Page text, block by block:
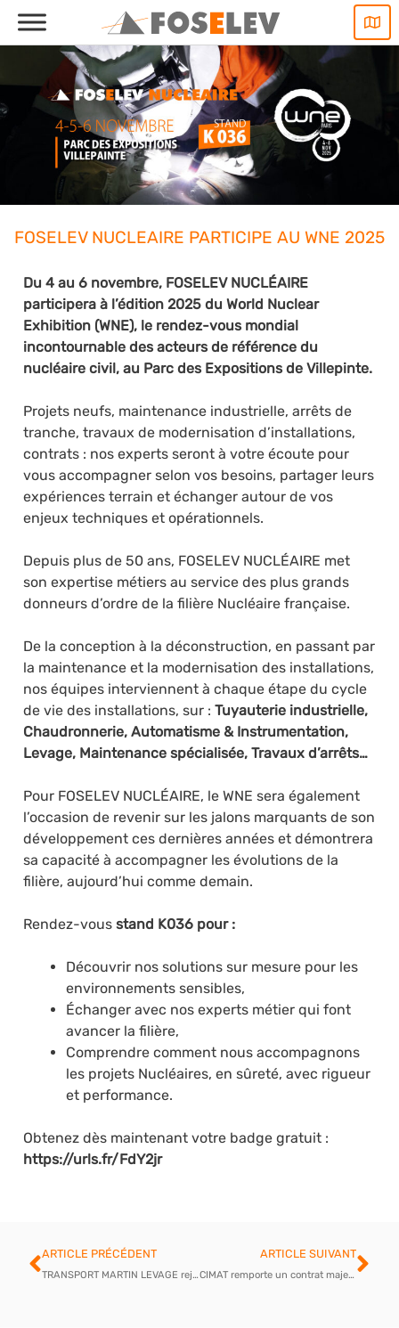
Aller
FOSELEV NUCLEAIRE PARTICIPE AU WNE 2025
Du 4 au 6 novembre, FOSELEV NUCLÉAIRE
participera à l’édition 2025 du World Nuclear
Exhibition (WNE), le rendez-vous mondial
incontournable des acteurs de référence du
nucléaire civil, au Parc des Expositions de Villepinte.
Projets neufs, maintenance industrielle, arrêts de
tranche, travaux de modernisation d’installations,
contrats : nos experts seront à votre écoute pour
vous accompagner selon vos besoins, partager leurs
expériences terrain et échanger autour de vos
enjeux techniques et opérationnels.
Depuis plus de 50 ans, FOSELEV NUCLÉAIRE met
son expertise métiers au service des plus grands
donneurs d’ordre de la filière Nucléaire française.
De la conception à la déconstruction, en passant par
la maintenance et la modernisation des installations,
nos équipes interviennent à chaque étape du cycle
de vie des installations, sur : Tuyauterie industrielle,
Chaudronnerie, Automatisme & Instrumentation,
Levage, Maintenance spécialisée, Travaux d’arrêts…
Pour FOSELEV NUCLÉAIRE, le WNE sera également
l’occasion de revenir sur les jalons marquants de son
développement ces dernières années et démontrera
sa capacité à accompagner les évolutions de la
filière, aujourd’hui comme demain.
Rendez-vous stand K036 pour :
Découvrir nos solutions sur mesure pour les
environnements sensibles,
Échanger avec nos experts métier qui font
avancer la filière,
Comprendre comment nous accompagnons
les projets Nucléaires, en sûreté, avec rigueur
et performance.
Obtenez dès maintenant votre badge gratuit :
https://urls.fr/FdY2jr
Précédent
ARTICLE PRÉCÉDENT
TRANSPORT MARTIN LEVAGE rejoint le Groupe FOSELEV
ARTICLE SUIVANT
CIMAT remporte un contrat majeur auprès du CEA Marcoule